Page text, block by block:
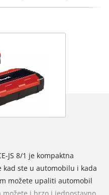
JS 8/1 je kompaktna
kad ste u automobilu i kada
možete upaliti automobil